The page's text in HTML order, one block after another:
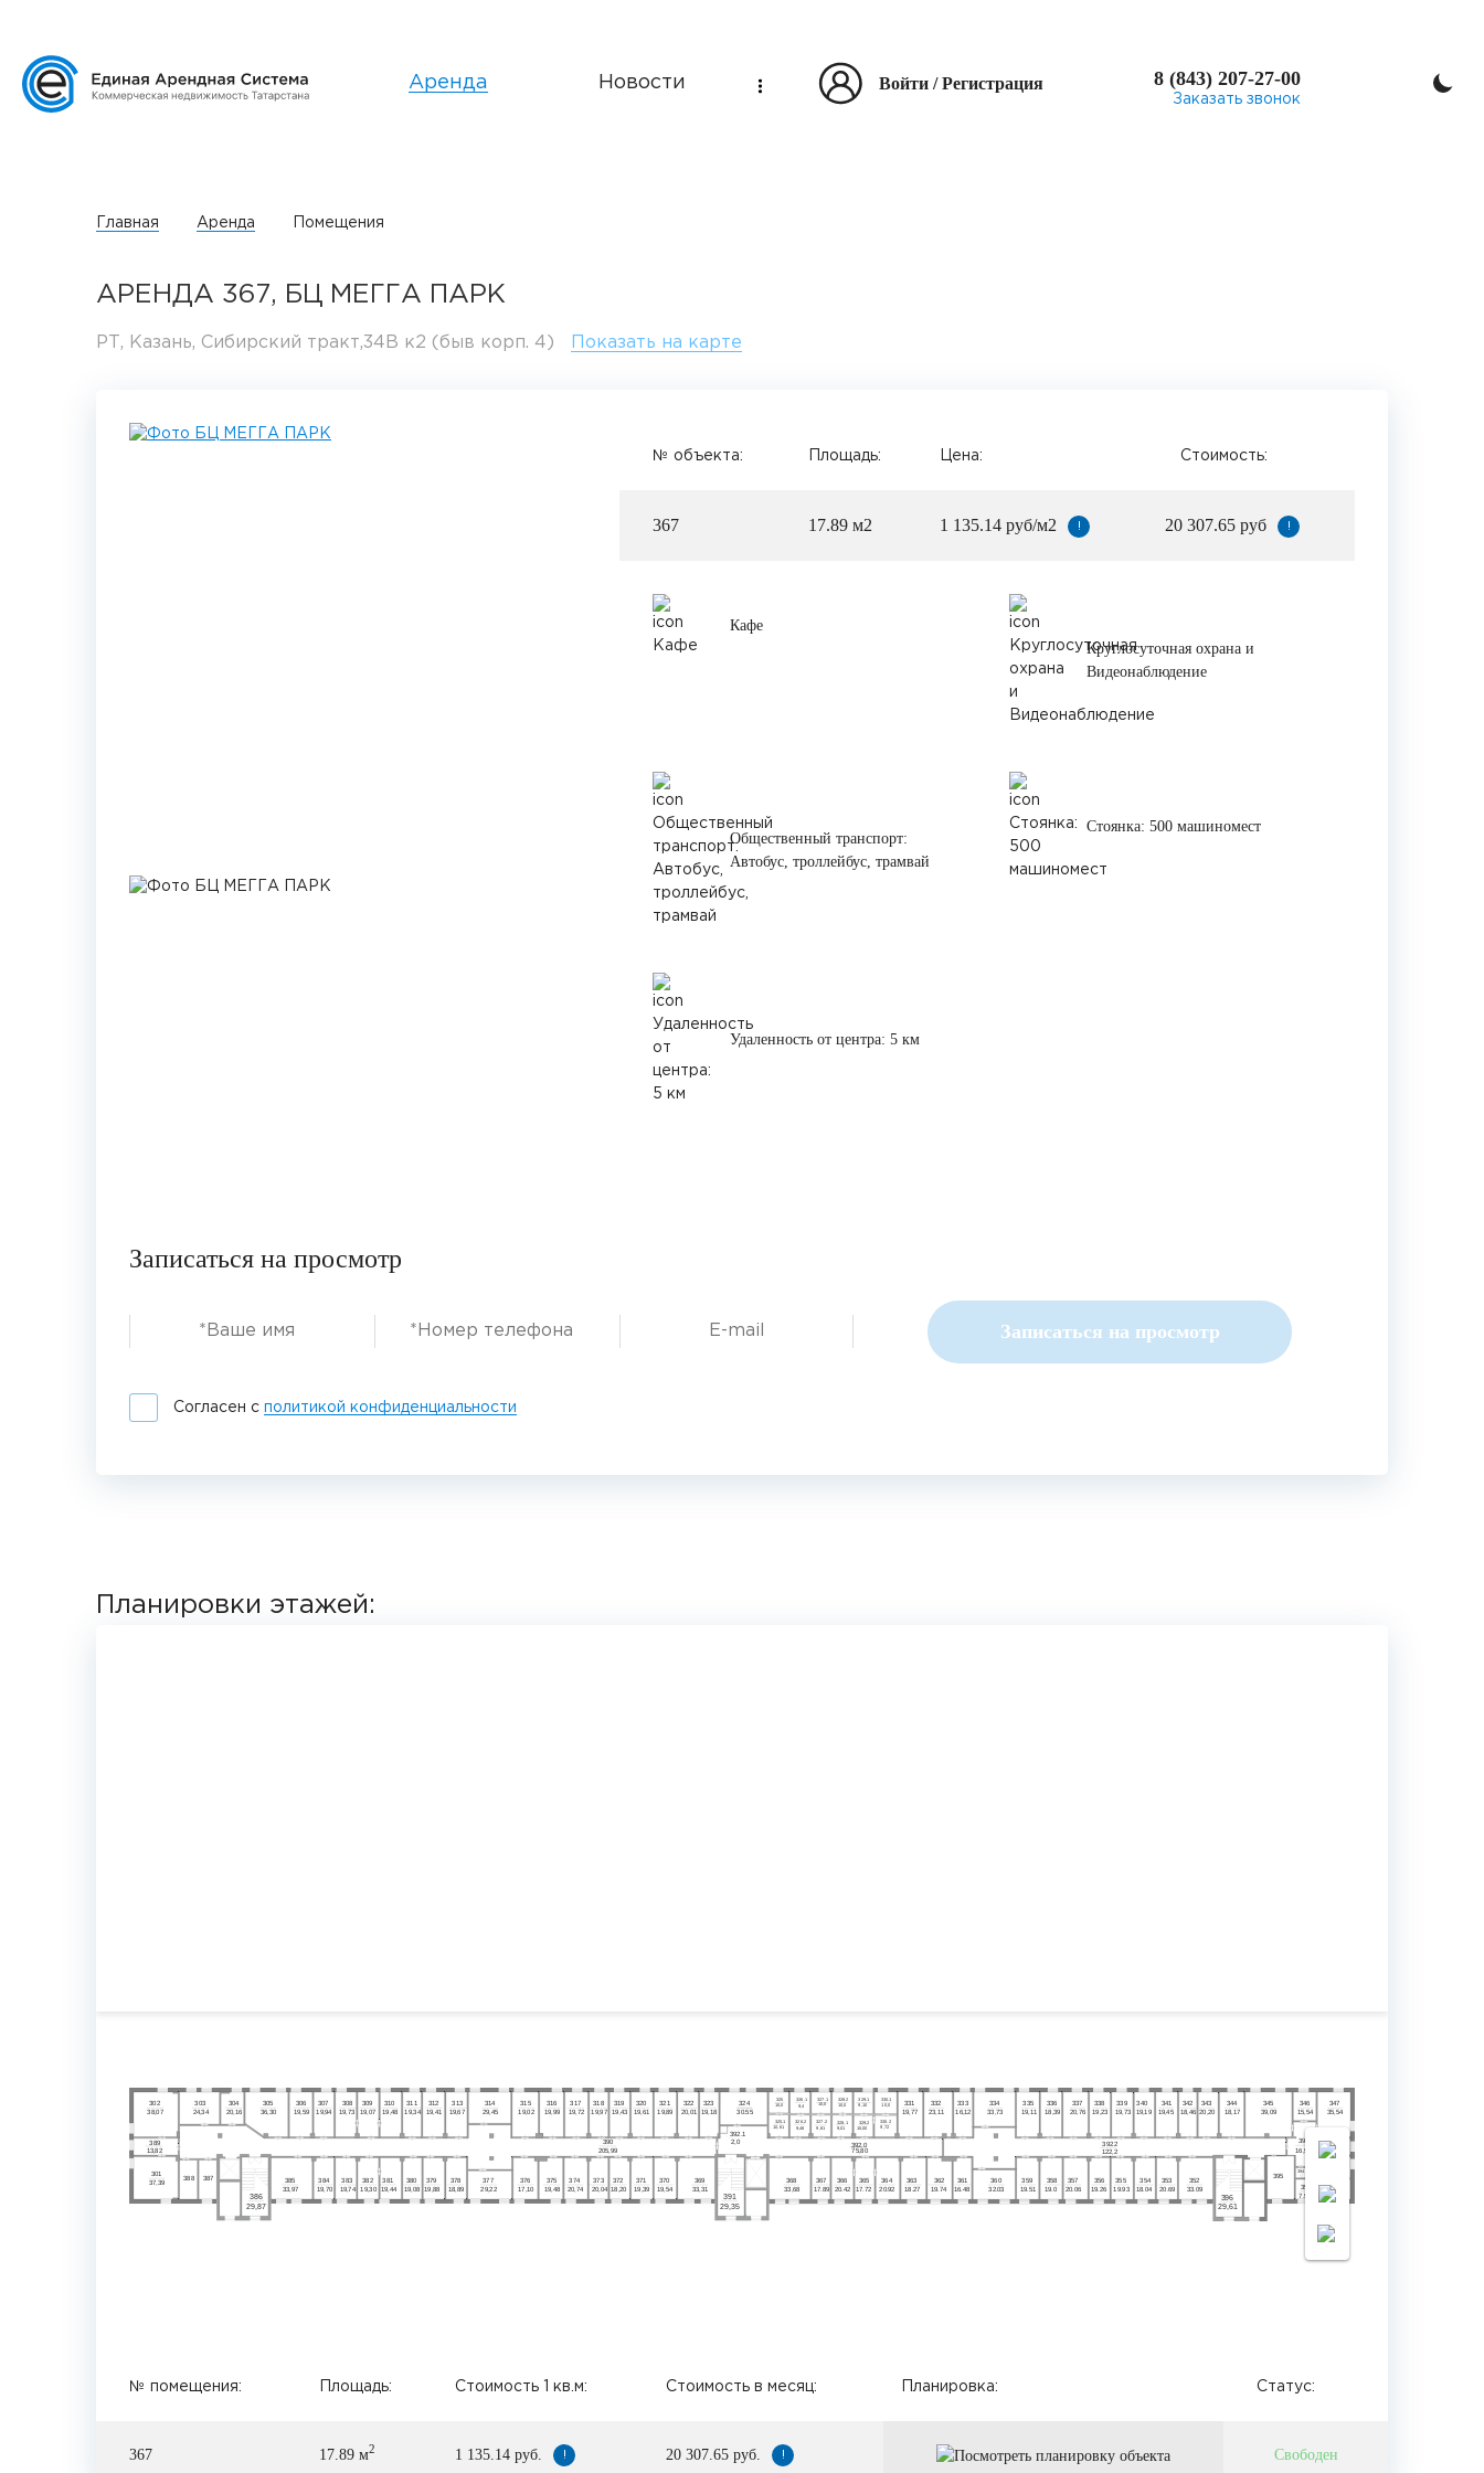
Аренда Новости Войти /Регистрация 8 (843) 207-27-00
Заказать звонок
Главная Аренда Помещения
АРЕНДА 367, БЦ МЕГГА ПАРК
РТ, Казань, Сибирский тракт,34В к2 (быв корп. 4) Показать на карте
№ объекта: Площадь: Цена: Стоимость:
367 17.89 м2 1 135.14 руб/м2 ! 20 307.65 руб !
Кафе
Круглосуточная охрана и
Видеонаблюдение
Общественный транспорт:
Автобус, троллейбус, трамвай
Стоянка: 500 машиномест
Удаленность от центра: 5 км
Записаться на просмотр
Записаться на просмотр
Согласен с политикой конфиденциальности
Планировки этажей:
391
301
389
30 2 303 304 305 306 307 308 309 310 311 312 313 314 315
376 375 374 373 372 371 370 369 368 367 366 365 364 363 362 361 360 359 358 357 356 355 354 353 352
393
16,95
395
394
377
378
379
380
381
383
384
385
387
388 382
390
316 317 318 319 320 321 322 323 324
325
392.1
326.1 327.1 328.2 3 29.1 330.1
331 332 334 335 336 337 338 340
339 341 342 343 344 345 346 347
3
350
351
333
29,35
37,39
13,82
38,07 24,34 20,16 36,30 19,59 19,94 19,73 19,07 19,48 19,34 19,41 19,67 29,45 19,02
17,10 19,48 20,74 20,04 18,20 19,39 19,54 33,31 33,68 17.89 20.42 17.72 20.92 18.27 19.74 16.48 32.03 19.51 19.0 20.06 19.26 19.93 18.04 20.69 33.09
29,22
18,89
19,88
19,08
19,44
19,74
19,70
33,97 19,30
205,99
19,99 19,72 19,97 19,43 19,61 19,89 20,01 19,18 30.55
10,0
2,0
9,4 10,0 10,0 9,10 10,0
19,77 23,11 33,73 19,11 18,39 20,76 19,23 19,73 19,19 18,46
19,45 20,20 18,17 39,09 15,54 35,54
10.13
16.63
7.96
16,12
386
29,87
396
29,61
326.2
9,48
327.2
9,81
325.1
10,61
328.1
9,01
330.2
9,72
329.2
10,00
392 .0 392.2
75,80 122,2
№ помещения: Площадь: Стоимость 1 кв.м: Стоимость в месяц: Планировка: Статус:
367 17.89 м2 1 135.14 руб. ! 20 307.65 руб. ! Свободен